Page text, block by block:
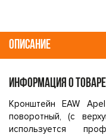
ОПИСАНИЕ
ИНФОРМАЦИЯ О ТОВАРЕ
Кронштейн EAW
поворотный, (с
используется